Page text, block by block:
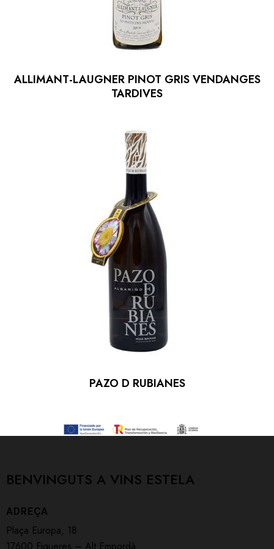
ALLIMANT-LAUGNER PINOT GRIS VENDANGES
TARDIVES
PAZO D RUBIANES
BENVINGUTS A VINS ESTELA
ADREÇA
Plaça Europa, 18